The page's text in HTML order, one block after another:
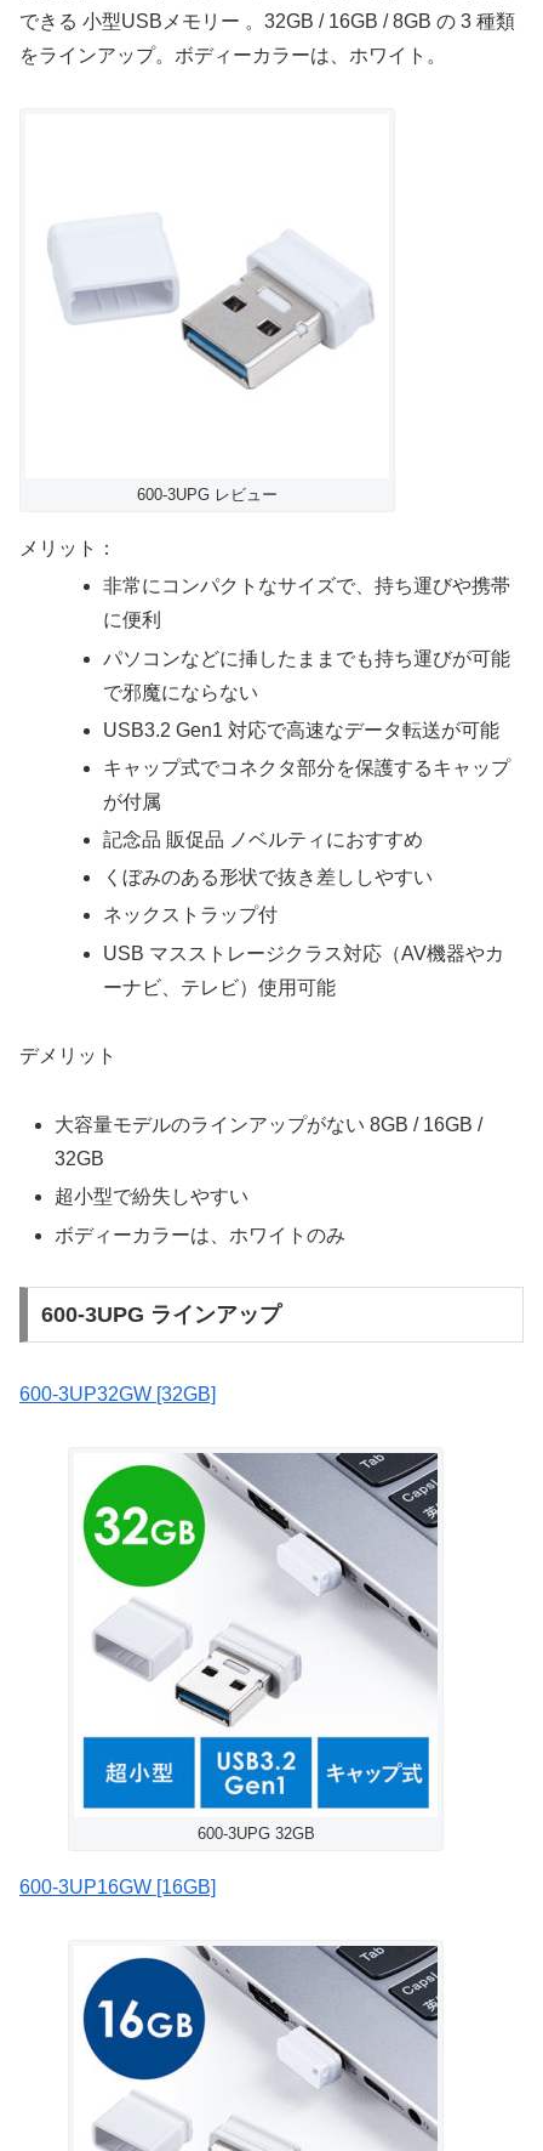
できる 小型USBメモリー 。32GB / 16GB / 8GB の 3 種類
をラインアップ。ボディーカラーは、ホワイト。
600-3UPG レビュー
メリット：
非常にコンパクトなサイズで、持ち運びや携帯
に便利
パソコンなどに挿したままでも持ち運びが可能
で邪魔にならない
USB3.2 Gen1 対応で高速なデータ転送が可能
キャップ式でコネクタ部分を保護するキャップ
が付属
記念品 販促品 ノベルティにおすすめ
くぼみのある形状で抜き差ししやすい
ネックストラップ付
USB マスストレージクラス対応（AV機器やカ
ーナビ、テレビ）使用可能
デメリット
大容量モデルのラインアップがない 8GB / 16GB /
32GB
超小型で紛失しやすい
ボディーカラーは、ホワイトのみ
600-3UPG ラインアップ
600-3UP32GW [32GB]
600-3UPG 32GB
600-3UP16GW [16GB]